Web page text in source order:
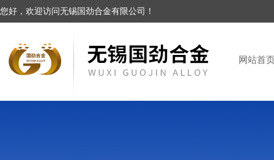
您好，欢迎访问无锡国劲合金有限公司！
网站首